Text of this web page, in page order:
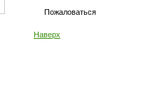
Пожаловаться
Наверх